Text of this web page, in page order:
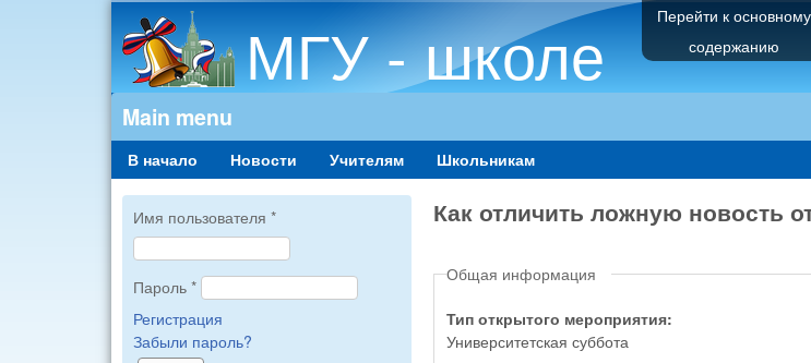
Перейти к основному
содержанию
МГУ - школе
Main menu
В начало Новости Учителям Школьникам
Как отличить ложную новость
Общая информация
Тип открытого мероприятия:
Университетская суббота
Имя пользователя *
Пароль *
Регистрация
Забыли пароль?